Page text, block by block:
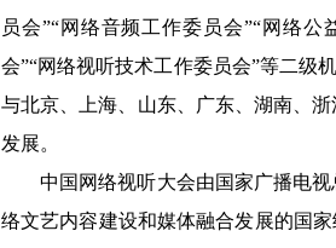
员会”“网络音频工作委员会”“网络
会”“网络视听技术工作委员会”等二级
与北京、上海、山东、广东、湖南、
发展。
中国网络视听大会由国家广播电
络文艺内容建设和媒体融合发展的国